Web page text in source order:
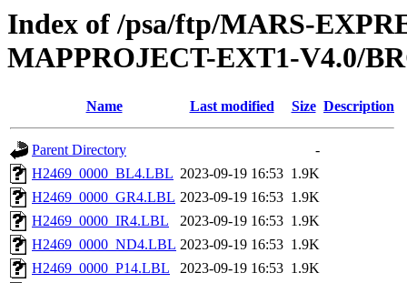
Index of /psa/ftp/MARS-
MAPPROJECT-EXT1-V4.0/
Name Last modified Size Description
Parent Directory
-
H2469_0000_BL4.LBL 2023-09-19 16:53 1.9K
H2469_0000_GR4.LBL 2023-09-19 16:53 1.9K
H2469_0000_IR4.LBL
2023-09-19 16:53 1.9K
H2469_0000_ND4.LBL 2023-09-19 16:53 1.9K
H2469_0000_P14.LBL
2023-09-19 16:53 1.9K